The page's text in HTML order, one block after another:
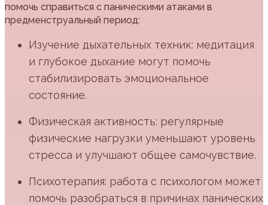
помочь справиться с паническими атаками в
предменструальный период:
Изучение дыхательных техник: медитация
и глубокое дыхание могут помочь
стабилизировать эмоциональное
состояние.
Физическая активность: регулярные
физические нагрузки уменьшают уровень
стресса и улучшают общее самочувствие.
Психотерапия: работа с психологом может
помочь разобраться в причинах панических